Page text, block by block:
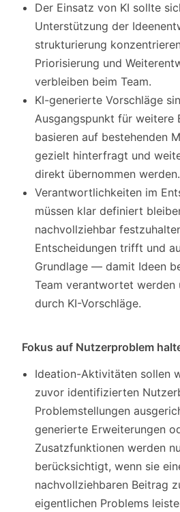
Der Einsatz von KI sollte
Unterstützung der
strukturierung
Priorisierung und
verbleiben beim Team.
KI-generierte Vorschläge
Ausgangspunkt für
basieren auf bestehenden
gezielt hinterfragt und
direkt übernommen werden.
Verantwortlichkeiten im
müssen klar definiert
nachvollziehbar
Entscheidungen trifft und
Grundlage — damit Ideen
Team verantwortet
durch KI-Vorschläge.
Fokus auf Nutzerproblem
Ideation-Aktivitäten sollen
zuvor identifizierten
Problemstellungen
generierte Erweiterungen
Zusatzfunktionen werden
berücksichtigt, wenn sie
nachvollziehbaren Beitrag
eigentlichen Problems